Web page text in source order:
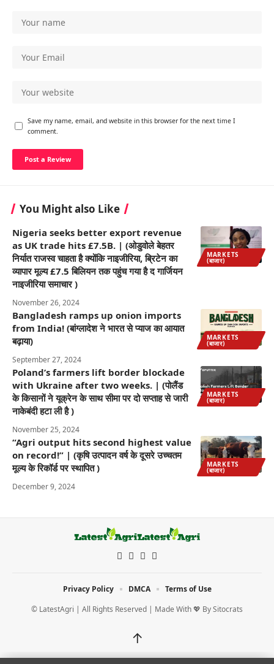
Save my name, email, and website in this browser for the next time I
comment.
You Might also Like
MARKETS
(बाजार)
Nigeria seeks better export revenue
as UK trade hits £7.5B. | (ओडुवोले बेहतर
निर्यात राजस्व चाहता है क्योंकि नाइजीरिया, ब्रिटेन का
व्यापार मूल्य £7.5 बिलियन तक पहुंच गया है द गार्जियन
नाइजीरिया समाचार )
November 26, 2024
MARKETS
(बाजार)
Bangladesh ramps up onion imports
from India! (बांग्लादेश ने भारत से प्याज का आयात
बढ़ाया)
September 27, 2024
MARKETS
(बाजार)
Poland’s farmers lift border blockade
with Ukraine after two weeks. | (पोलैंड
के किसानों ने यूक्रेन के साथ सीमा पर दो सप्ताह से जारी
नाकेबंदी हटा ली है )
November 25, 2024
MARKETS
(बाजार)
“Agri output hits second highest value
on record!” | (कृषि उत्पादन वर्ष के दूसरे उच्चतम
मूल्य के रिकॉर्ड पर स्थापित )
December 9, 2024
© LatestAgri | All Rights Reserved | Made With 💖 BySitocrats
Privacy Policy DMCA Terms of Use
↑